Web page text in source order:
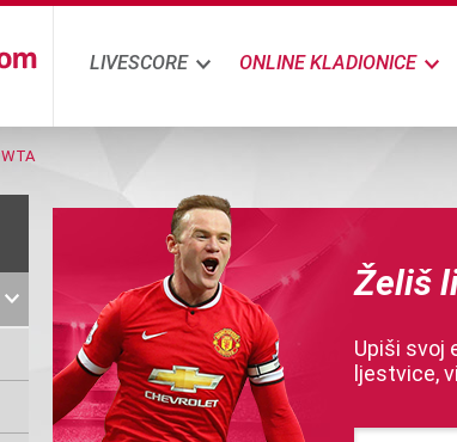
LIVESCORE ONLINE KLADIONICE
WTA
Želiš
Upiši svoj
ljestvice,